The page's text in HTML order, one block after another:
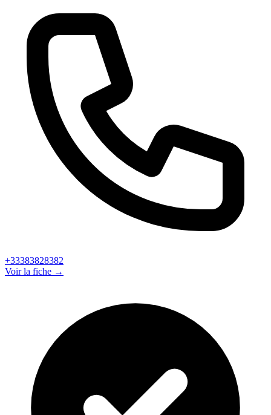
+33383828382
Voir la fiche →